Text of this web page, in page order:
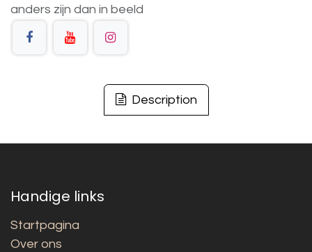
anders zijn dan in beeld
Description
Handige links
Startpagina
Over ons